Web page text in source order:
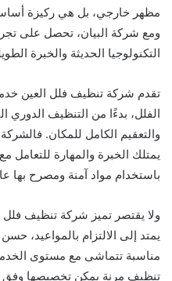
مظهر خارجي، بل هي ركيزة
ومع شركة البيان، تحصل على
التكنولوجيا الحديثة والخبرة
تقدم شركة تنظيف فلل العين
الفلل، بدءًا من التنظيف الدوري
والتعقيم الكامل للمكان.
يمتلك الخبرة والمهارة للتعامل
باستخدام مواد آمنة ومصرح بها
ولا يقتصر تميز شركة تنظيف
يمتد إلى الالتزام بالمواعيد،
مناسبة تتماشى مع مستوى
تنظيف مرنة يمكن تخصيصها وفق